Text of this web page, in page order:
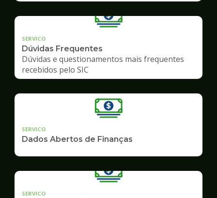
SERVICO
Dúvidas Frequentes
Dúvidas e questionamentos mais frequentes
recebidos pelo SIC
SERVICO
Dados Abertos de Finanças
SERVICO